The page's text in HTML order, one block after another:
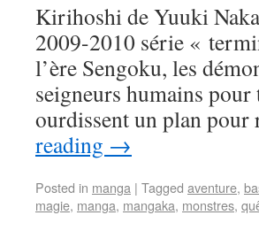
Kirihoshi de Yuuki
2009-2010 série «
l’ère Sengoku, les
seigneurs humains
ourdissent un plan
reading →
Posted in manga | Tagged aventure,
magie, manga, mangaka, monstres,